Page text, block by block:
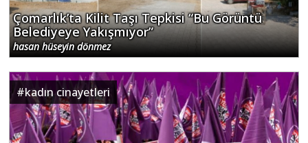
Çomarlık’ta Kilit Taşı Tepkisi “Bu Görüntü
Belediyeye Yakışmıyor”
hasan hüseyin dönmez
#kadın cinayetleri